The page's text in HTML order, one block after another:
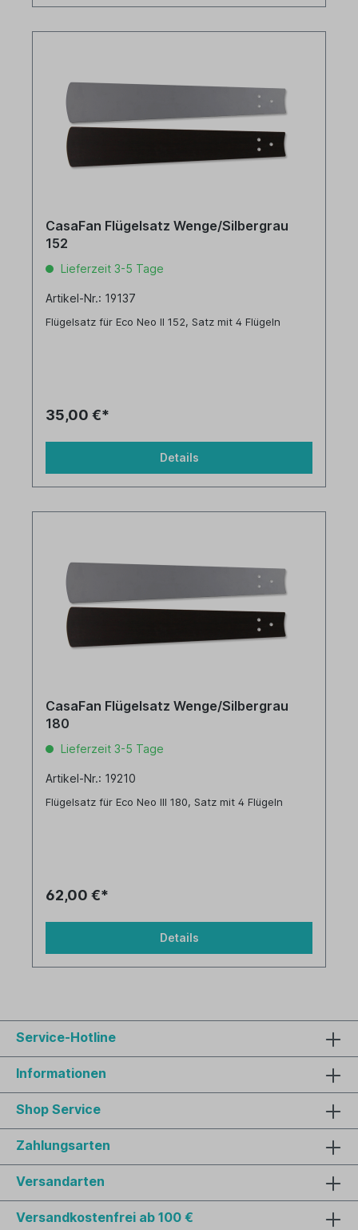
CasaFan Flügelsatz Wenge/Silbergrau
152
Lieferzeit 3-5 Tage
Artikel-Nr.: 19137
Flügelsatz für Eco Neo II 152, Satz mit 4 Flügeln
35,00 €*
Details
CasaFan Flügelsatz Wenge/Silbergrau
180
Lieferzeit 3-5 Tage
Artikel-Nr.: 19210
Flügelsatz für Eco Neo III 180, Satz mit 4 Flügeln
62,00 €*
Details
Service-Hotline
Informationen
Shop Service
Zahlungsarten
Versandarten
Versandkostenfrei ab 100 €